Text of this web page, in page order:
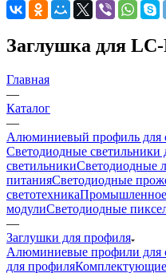
Заглушка для
Главная
—
Каталог
—
Алюминиевый профиль для
Светодиодные светильники
светильникиСветодиодные
питанияСветодиодные
светотехника
модулиСветодиодные
—
Заглушки для профиля
Алюминиевые профили для
для профиля